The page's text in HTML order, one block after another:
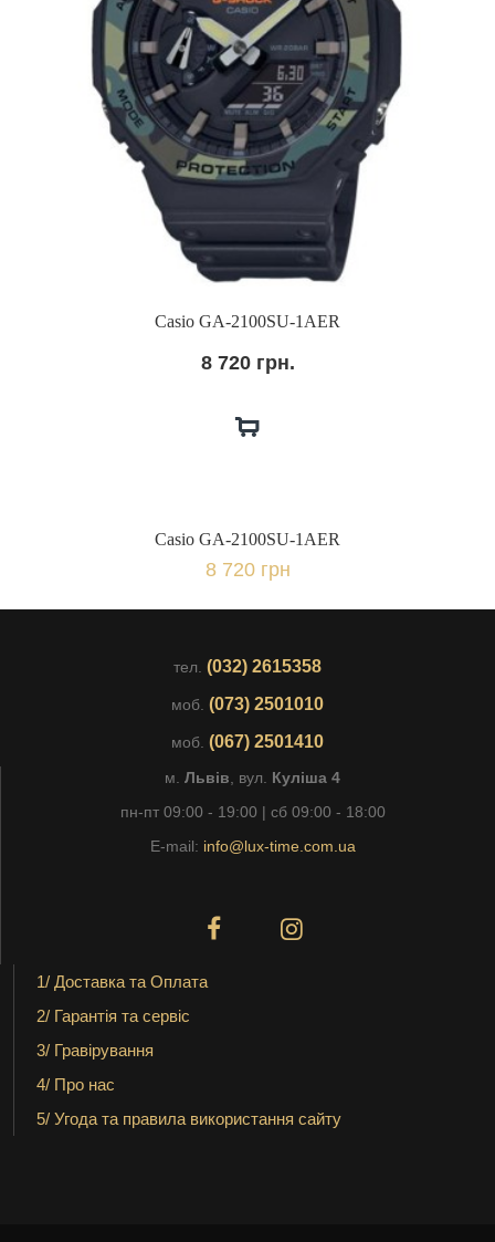
Casio GA-2100SU-1AER
8 720 грн.
Casio GA-2100SU-1AER
8 720 грн
тел. (032) 2615358
моб. (073) 2501010
моб. (067) 2501410
м. Львів , вул. Куліша 4
пн-пт 09:00 - 19:00 | сб 09:00 - 18:00
E-mail: info@lux-time.com.ua
1/ Доставка та Оплата
2/ Гарантія та сервіс
3/ Гравірування
4/ Про нас
5/ Угода та правила використання сайту